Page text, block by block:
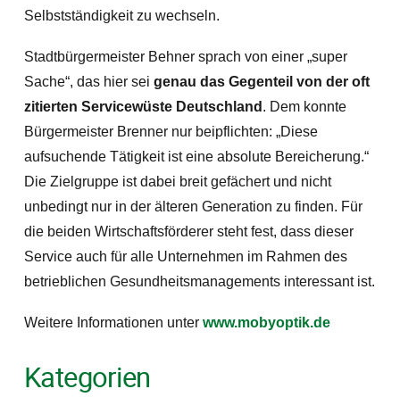
Selbstständigkeit zu wechseln.
Stadtbürgermeister Behner sprach von einer „super
Sache“, das hier sei genau das Gegenteil von der oft
zitierten Servicewüste Deutschland . Dem konnte
Bürgermeister Brenner nur beipflichten: „Diese
aufsuchende Tätigkeit ist eine absolute Bereicherung.“
Die Zielgruppe ist dabei breit gefächert und nicht
unbedingt nur in der älteren Generation zu finden. Für
die beiden Wirtschaftsförderer steht fest, dass dieser
Service auch für alle Unternehmen im Rahmen des
betrieblichen Gesundheitsmanagements interessant ist.
Weitere Informationen unter www.mobyoptik.de
Kategorien